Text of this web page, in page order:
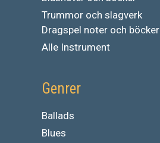
Trummor och slagverk
Dragspel noter och böcker
Alle Instrument
Genrer
Ballads
Blues